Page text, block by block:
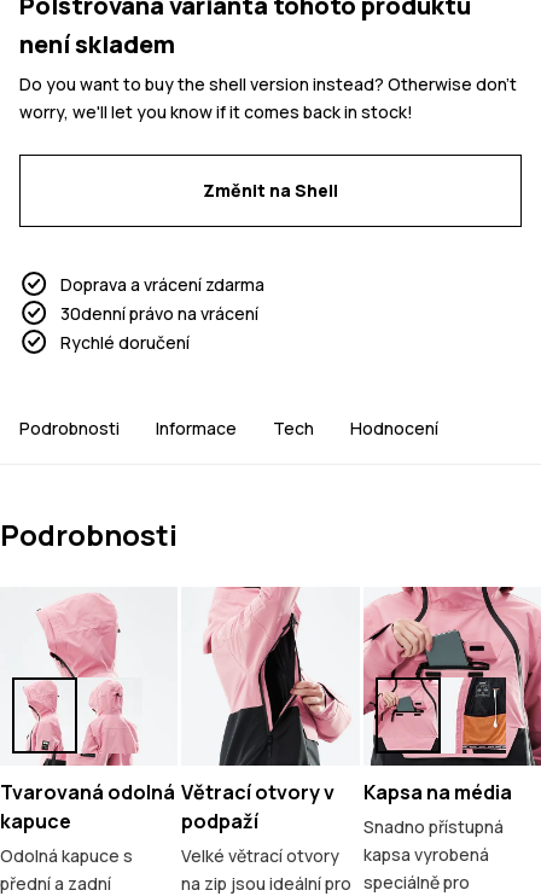
není skladem
Do you want to buy the shell version instead? Otherwise don't
worry, we'll let you know if it comes back in stock!
Změnit na Shell
Doprava a vrácení zdarma
30denní právo na vrácení
Rychlé doručení
Podrobnosti Informace Tech Hodnocení
Podrobnosti
Tvarovaná odolná
kapuce
Odolná kapuce s
přední a zadní
Větrací otvory v
podpaží
Velké větrací otvory
na zip jsou ideální pro
Kapsa na média
Snadno přístupná
kapsa vyrobená
speciálně pro